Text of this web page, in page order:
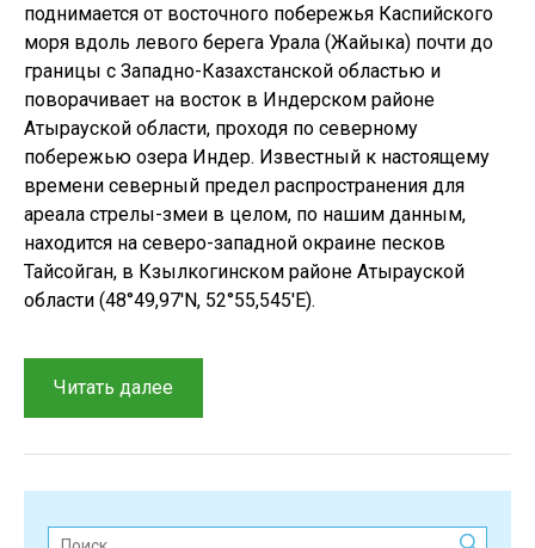
поднимается от восточного побережья Каспийского
моря вдоль левого берега Урала (Жайыка) почти до
границы с Западно-Казахстанской областью и
поворачивает на восток в Индерском районе
Атырауской области, проходя по северному
побережью озера Индер. Известный к настоящему
времени северный предел распространения для
ареала стрелы-змеи в целом, по нашим данным,
находится на северо-западной окраине песков
Тайсойган, в Кзылкогинском районе Атырауской
области (48°49,97′N, 52°55,545′E).
Читать далее
змея
1838)
Поиск: